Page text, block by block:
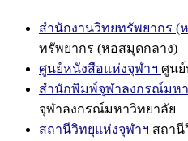
สำนักงานวิทยทรัพยากร (
ทรัพยากร (หอสมุดกลาง)
ศูนย์หนังสือแห่งจุฬาฯ ศูนย์
สำนักพิมพ์จุฬาลงกรณ์มห
จุฬาลงกรณ์มหาวิทยาลัย
สถานีวิทยุแห่งจุฬาฯ สถานี